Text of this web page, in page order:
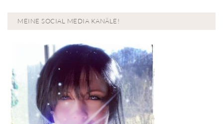
MEINE SOCIAL MEDIA KANÄLE!